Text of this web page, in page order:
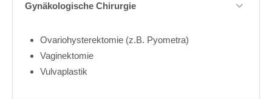
Gynäkologische Chirurgie
Ovariohysterektomie (z.B. Pyometra)
Vaginektomie
Vulvaplastik